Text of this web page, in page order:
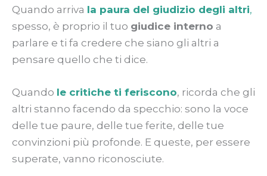
Quando arriva la paura del giudizio degli altri,
spesso, è proprio il tuo giudice interno a
parlare e ti fa credere che siano gli altri a
pensare quello che ti dice.
Quando le critiche ti feriscono, ricorda che gli
altri stanno facendo da specchio: sono la voce
delle tue paure, delle tue ferite, delle tue
convinzioni più profonde. E queste, per essere
superate, vanno riconosciute.